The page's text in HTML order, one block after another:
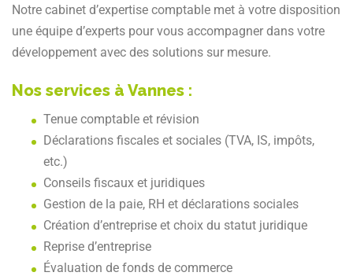
Notre cabinet d’expertise comptable met à votre disposition
une équipe d’experts pour vous accompagner dans votre
développement avec des solutions sur mesure.
Nos services à Vannes :
Tenue comptable et révision
Déclarations fiscales et sociales (TVA, IS, impôts,
etc.)
Conseils fiscaux et juridiques
Gestion de la paie, RH et déclarations sociales
Création d’entreprise et choix du statut juridique
Reprise d’entreprise
Évaluation de fonds de commerce